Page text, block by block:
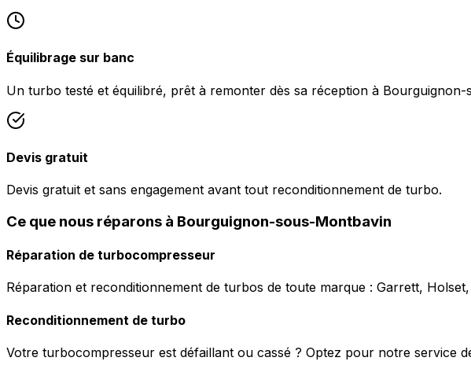
Équilibrage sur banc
Un turbo testé et équilibré, prêt à remonter dès sa réception à Bourguignon-
Devis gratuit
Devis gratuit et sans engagement avant tout reconditionnement de turbo.
Ce que nous réparons à Bourguignon-sous-Montbavin
Réparation de turbocompresseur
Réparation et reconditionnement de turbos de toute marque : Garrett,
Reconditionnement de turbo
Votre turbocompresseur est défaillant ou cassé ? Optez pour notre service